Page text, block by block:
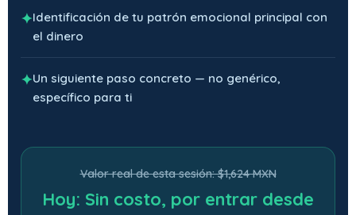
✦Identificación de tu patrón emocional principal con
el dinero
✦Un siguiente paso concreto — no genérico,
específico para ti
Valor real de esta sesión: $1,624 MXN
Hoy: Sin costo, por entrar desde